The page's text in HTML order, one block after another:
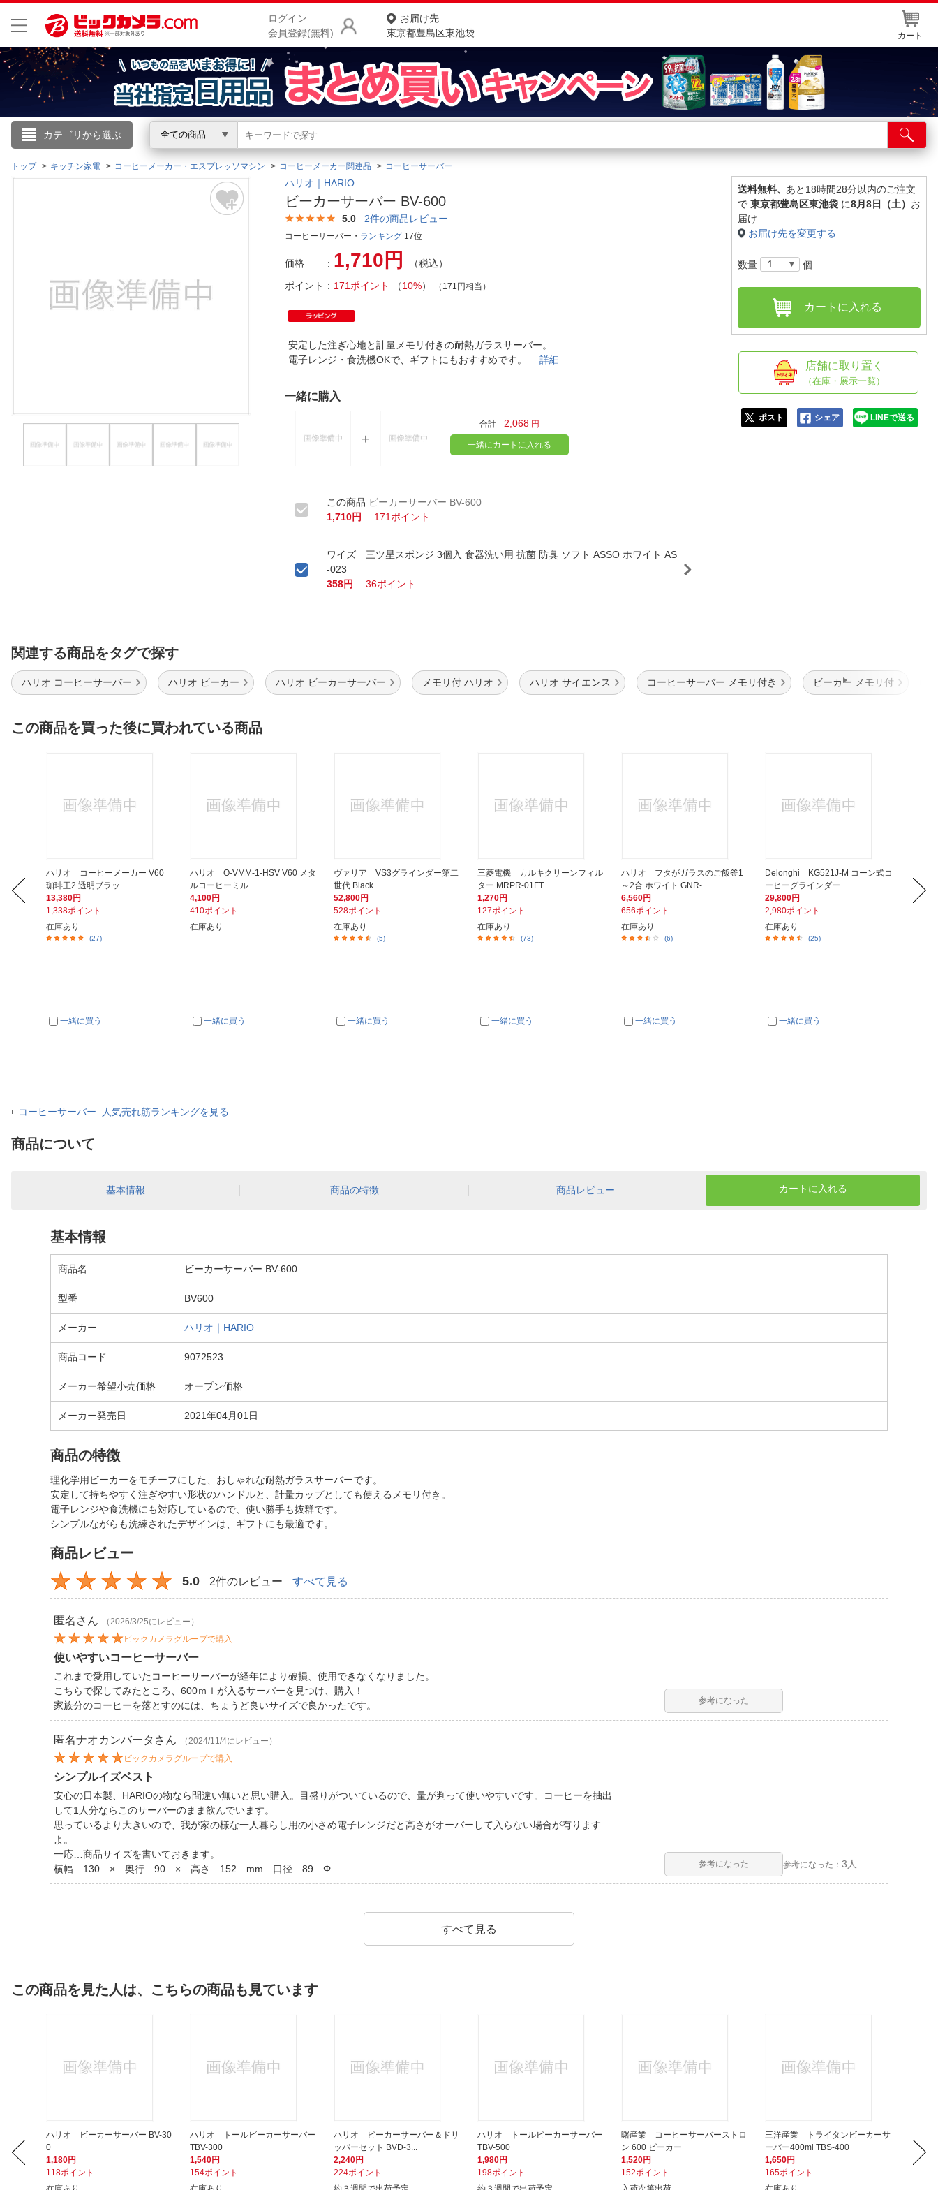
ログイン
会員登録(無料)
お届け先
東京都豊島区東池袋
カート
カテゴリから選ぶ 全ての商品
こんにちは
ログイン
閲覧履歴
商品をさがす
ランキングからさがす
お客様サポート
ご利用ガイド
ご利用規約
店舗サービス
ネット取り置き
トップ キッチン家電 コーヒーメーカー・エスプレッソマシン コーヒーメーカー関連品 コーヒーサーバー
ハリオ｜HARIO
ビーカーサーバー BV-600
5.0 2件の商品レビュー
コーヒーサーバー・ ランキング 17位
価格 1,710円
（税込）
ポイント
171ポイント （10%） （171円相当）
安定した注ぎ心地と計量メモリ付きの耐熱ガラスサーバー。
電子レンジ・食洗機OKで、ギフトにもおすすめです。詳細
一緒に購入
合計 2,068 円
一緒にカートに入れる
ビーカーサーバー BV-600
1,710円
171ポイント
ワイズ 三ツ星スポンジ 3個入 食器洗い用 抗菌 防臭 ソフト ASSO ホワイト AS
-023
358円
36ポイント
送料無料、 あと18時間28分以内のご注文
で 東京都豊島区東池袋 に8月8日（土） お
届け
お届け先を変更する
数量 個
カートに入れる
店舗に取り置く
（在庫・展示一覧）
ポスト シェア LINEで送る
関連する商品をタグで探す
ハリオ コーヒーサーバー ハリオ ビーカー ハリオ ビーカーサーバー メモリ付 ハリオ ハリオ サイエンス コーヒーサーバー メモリ付き ビーカー メモリ付
この商品を買った後に買われている商品
ハリオ コーヒーメーカー V60
珈琲王2 透明ブラッ...
13,380円
1,338ポイント
在庫あり
(27)
一緒に買う
ハリオ O-VMM-1-HSV V60 メタ
ルコーヒーミル
4,100円
410ポイント
在庫あり
一緒に買う
ヴァリア VS3グラインダー第二
世代 Black
52,800円
528ポイント
在庫あり
(5)
一緒に買う
三菱電機 カルキクリーンフィル
ター MRPR-01FT
1,270円
127ポイント
在庫あり
(73)
一緒に買う
ハリオ フタがガラスのご飯釜1
～2合 ホワイト GNR-...
6,560円
656ポイント
在庫あり
(6)
一緒に買う
Delonghi KG521J-M コーン式コ
ーヒーグラインダー ...
29,800円
2,980ポイント
在庫あり
(25)
一緒に買う
2,150円
215ポ
コーヒーサーバー 人気売れ筋ランキングを見る
商品について
カートに入れる
基本情報 商品の特徴 商品レビュー
基本情報
商品名 ビーカーサーバー BV-600
型番 BV600
メーカー ハリオ｜HARIO
商品コード 9072523
メーカー希望小売価格 オープン価格
メーカー発売日 2021年04月01日
商品の特徴
理化学用ビーカーをモチーフにした、おしゃれな耐熱ガラスサーバーです。
安定して持ちやすく注ぎやすい形状のハンドルと、計量カップとしても使えるメモリ付き。
電子レンジや食洗機にも対応しているので、使い勝手も抜群です。
シンプルながらも洗練されたデザインは、ギフトにも最適です。
商品レビュー
5.0 2件のレビュー すべて見る
匿名 さん
（2026/3/25にレビュー）
ビックカメラグループで購入
使いやすいコーヒーサーバー
これまで愛用していたコーヒーサーバーが経年により破損、使用できなくなりました。
こちらで探してみたところ、600ｍｌが入るサーバーを見つけ、購入！
家族分のコーヒーを落とすのには、ちょうど良いサイズで良かったです。
参考になった
匿名ナオカンバータ さん
（2024/11/4にレビュー）
ビックカメラグループで購入
シンプルイズベスト
安心の日本製、HARIOの物なら間違い無いと思い購入。目盛りがついているので、量が判って使いやすいです。コーヒーを抽出
して1人分ならこのサーバーのまま飲んでいます。
思っているより大きいので、我が家の様な一人暮らし用の小さめ電子レンジだと高さがオーバーして入らない場合が有ります
よ。
一応…商品サイズを書いておきます。
横幅 130 × 奥行 90 × 高さ 152 mm 口径 89 Φ
参考になった 参考になった：3人
すべて見る
この商品を見た人は、こちらの商品も見ています
ハリオ ビーカーサーバー BV-30
0
1,180円
118ポイント
ハリオ トールビーカーサーバー
TBV-300
1,540円
154ポイント
ハリオ ビーカーサーバー＆ドリ
ッパーセット BVD-3...
2,240円
224ポイント
ハリオ トールビーカーサーバー
TBV-500
1,980円
198ポイント
曙産業 コーヒーサーバーストロ
ン 600 ビーカー
1,520円
152ポイント
三洋産業 トライタンビーカーサ
ーバー400ml TBS-400
1,650円
165ポイント
０
2,610円